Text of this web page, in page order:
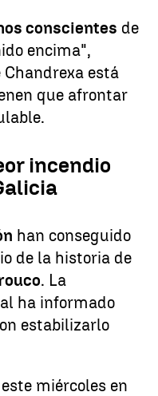
conscientes de
encima",
está
que afrontar
incendio
han conseguido
de la historia de
. La
ha informado
estabilizarlo
miércoles en